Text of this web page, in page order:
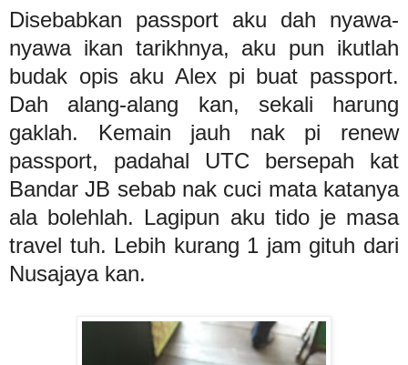
Disebabkan passport aku dah nyawa-
nyawa ikan tarikhnya, aku pun ikutlah
budak opis aku Alex pi buat passport.
Dah alang-alang kan, sekali harung
gaklah. Kemain jauh nak pi renew
passport, padahal UTC bersepah kat
Bandar JB sebab nak cuci mata katanya
ala bolehlah. Lagipun aku tido je masa
travel tuh. Lebih kurang 1 jam gituh dari
Nusajaya kan.